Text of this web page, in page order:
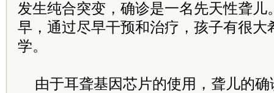
发生纯合突变，确诊是一名先天性聋儿
早，通过尽早干预和治疗，孩子有很大
学。
由于耳聋基因芯片的使用，聋儿的